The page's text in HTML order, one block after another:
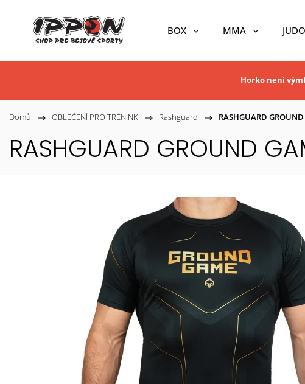
BOX MMA JUDO
Horko není
Domů / OBLEČENÍ PRO TRÉNINK / Rashguard / RASHGUARD
RASHGUARD GROUND